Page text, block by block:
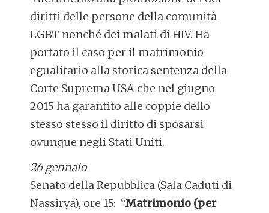
diritti delle persone della comunità
LGBT nonché dei malati di HIV. Ha
portato il caso per il matrimonio
egualitario alla storica sentenza della
Corte Suprema USA che nel giugno
2015 ha garantito alle coppie dello
stesso stesso il diritto di sposarsi
ovunque negli Stati Uniti.
26 gennaio
Senato della Repubblica (Sala Caduti di
Nassirya), ore 15: “Matrimonio (per